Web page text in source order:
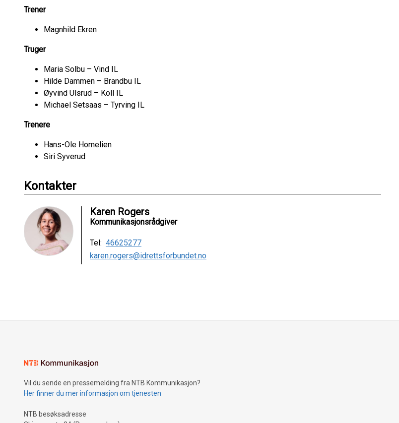
Trener
Magnhild Ekren
Truger
Maria Solbu – Vind IL
Hilde Dammen – Brandbu IL
Øyvind Ulsrud – Koll IL
Michael Setsaas – Tyrving IL
Trenere
Hans-Ole Homelien
Siri Syverud
Kontakter
Karen Rogers
Kommunikasjonsrådgiver
Tel: 46625277
karen.rogers@idrettsforbundet.no
Vil du sende en pressemelding fra NTB Kommunikasjon?
Her finner du mer informasjon om tjenesten
NTB besøksadresse